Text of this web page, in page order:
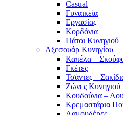
Casual
Γυναικεία
Εργασίας
Κορδόνια
Πάτοι Κυνηγιού
Αξεσουάρ Κυνηγίου
Καπέλα –
Γκέτες
Τσάντες –
Ζώνες Κυνηγιού
Κουδούνια –
Κρεμαστάρια